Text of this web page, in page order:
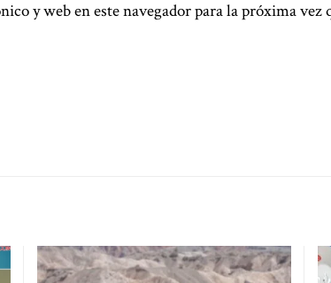
y web en este navegador para la próxima vez